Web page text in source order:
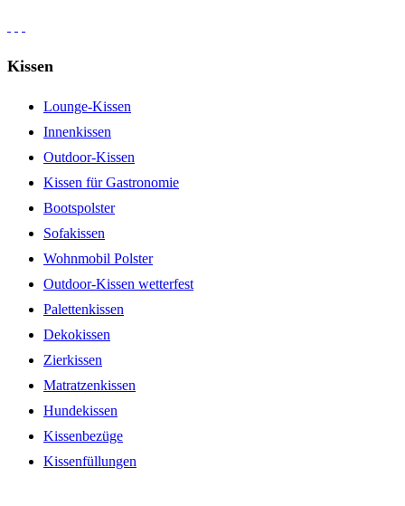
Kissen
Lounge-Kissen
Innenkissen
Outdoor-Kissen
Kissen für Gastronomie
Bootspolster
Sofakissen
Wohnmobil Polster
Outdoor-Kissen wetterfest
Palettenkissen
Dekokissen
Zierkissen
Matratzenkissen
Hundekissen
Kissenbezüge
Kissenfüllungen